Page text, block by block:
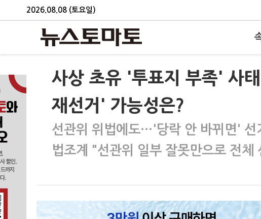
2026.08.08 (토요일)
사상 초유 '투표지 부족' 사
재선거' 가능성은?
선관위 위법에도…'당락 안 바뀌면' 선
법조계 "선관위 일부 잘못만으로 전체